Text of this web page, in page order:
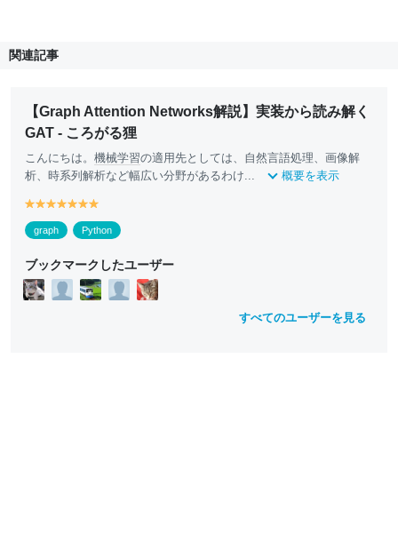
関連記事
【Graph Attention Networks解説】実装から読み解く
GAT - ころがる狸
こんにちは。 機械学習の適用先としては、自然言語処理、画像解
析、時系列解析など幅広い分野があるわけ...
概要を表示
y
e
ll
w
y
e
ll
o
w
y
e
ll
w
y
e
ll
w
y
e
ll
w
y
e
ll
w
e
ll
w
graph Python
ブックマークしたユーザー
すべてのユーザーを見る